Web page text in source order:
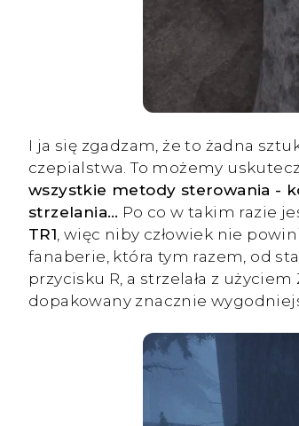
I ja się zgadzam, że to żadna
czepialstwa. To możemy
wszystkie metody sterowania -
strzelania… Po co w takim razie
TR1, więc niby człowiek nie
fanaberie, która tym razem, od
przycisku R, a strzelała z
dopakowany znacznie